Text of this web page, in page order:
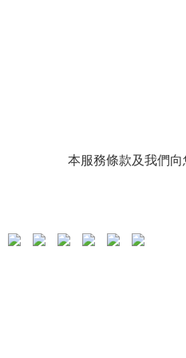
款及我們向您提供的其他